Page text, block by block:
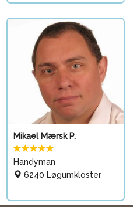
Mikael Mærsk P.
Handyman
6240 Løgumkloster